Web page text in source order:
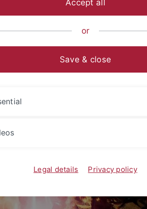
kreativ sein?
Accept all
or
Save & close
Legal details Privacy policy